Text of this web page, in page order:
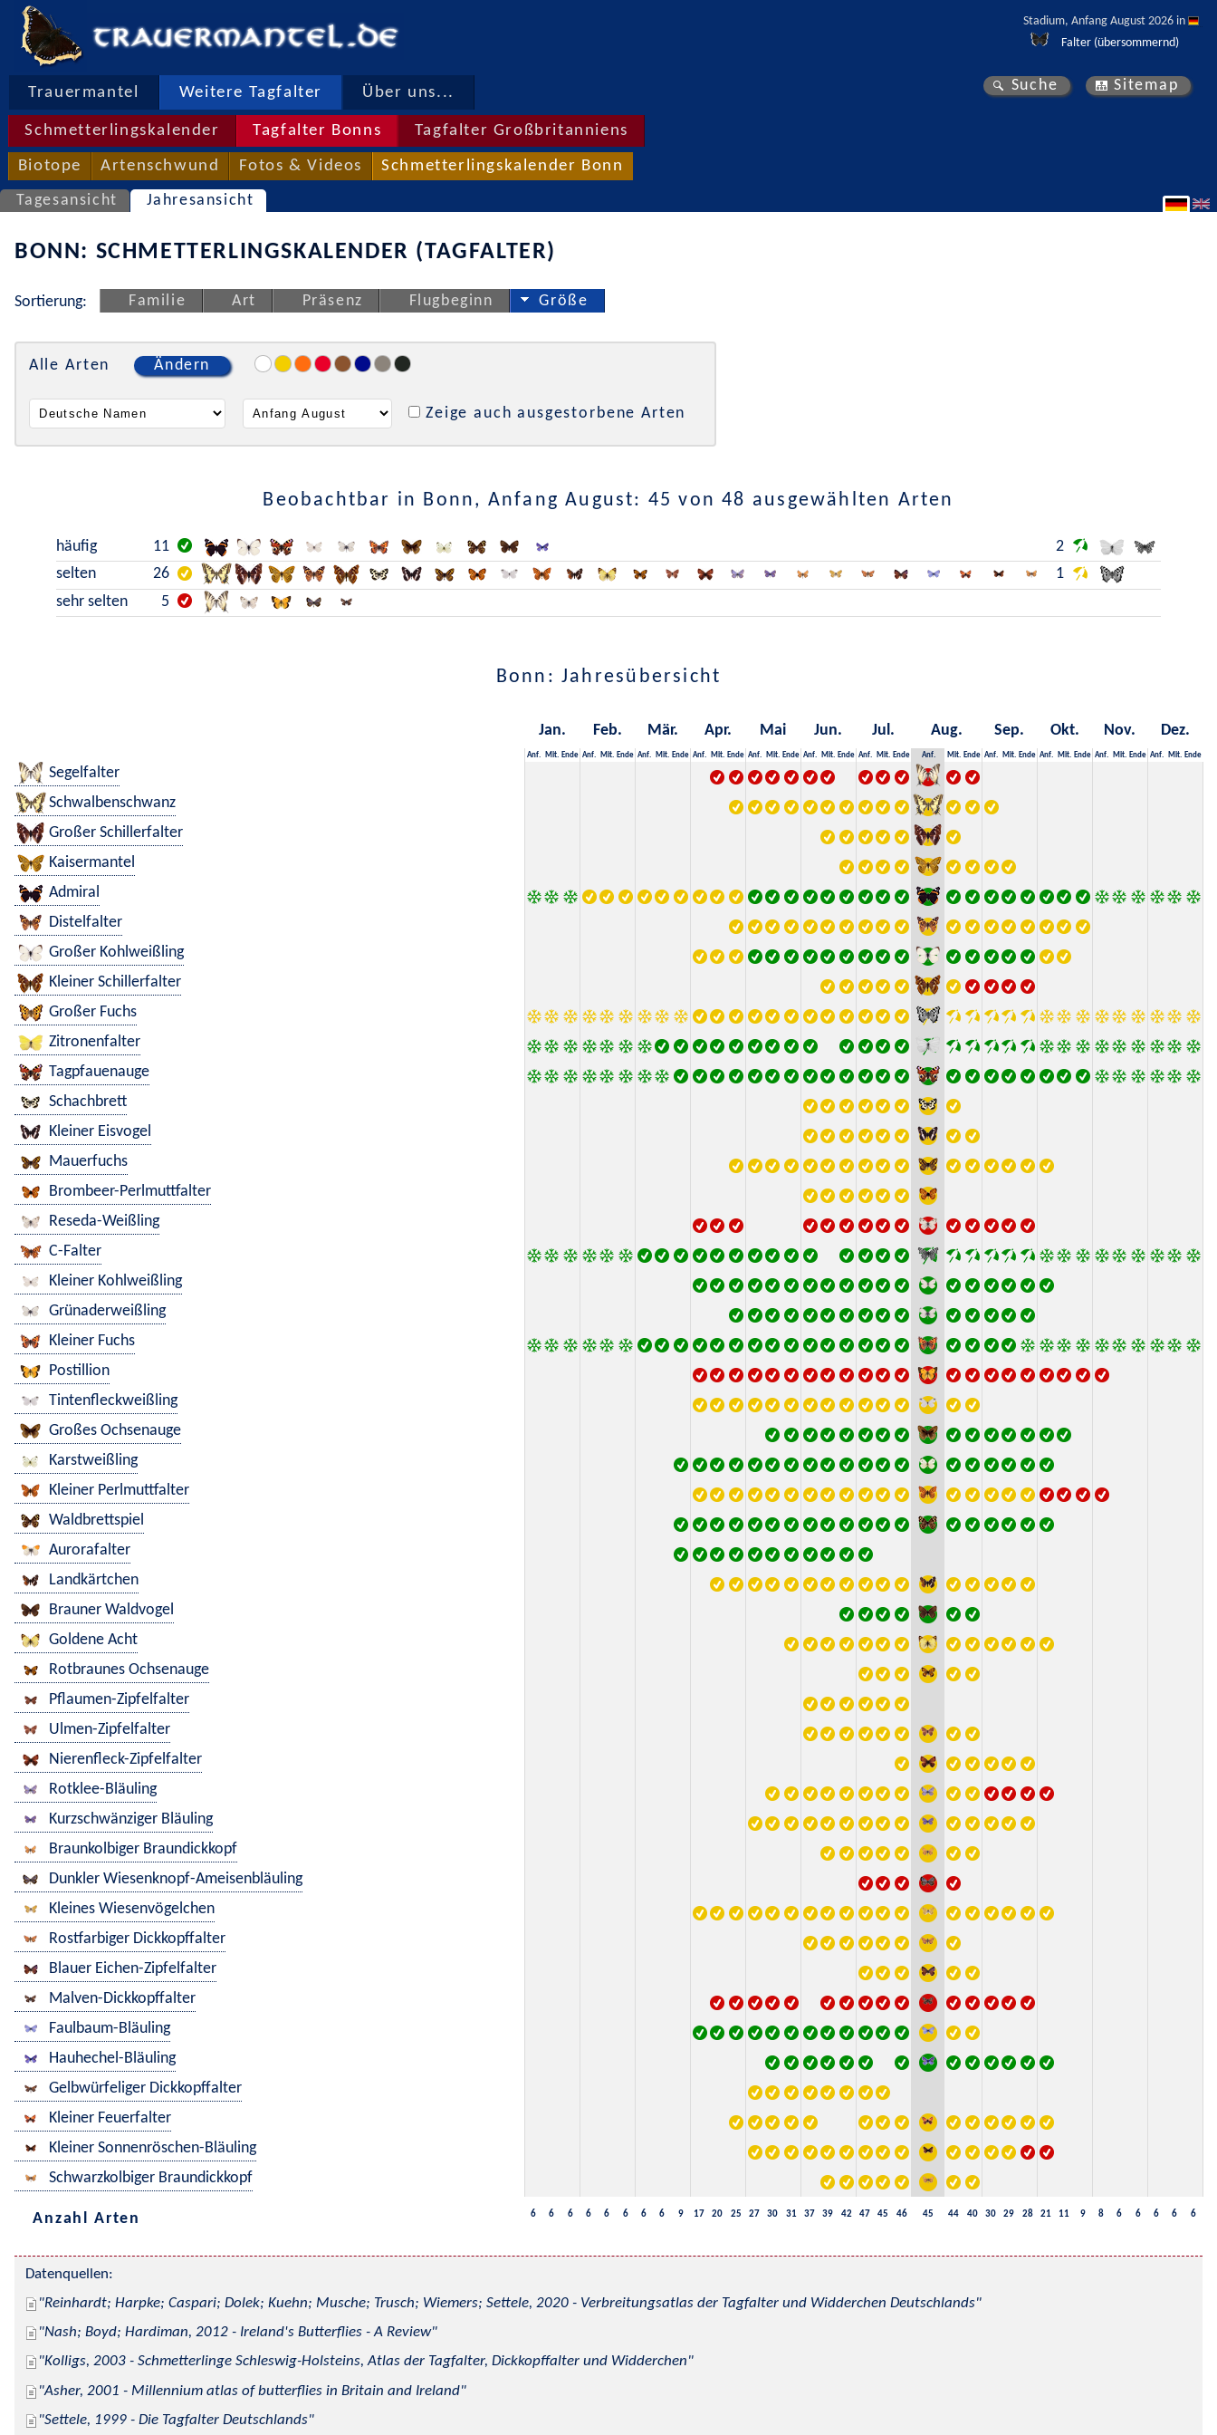
Stadium, Anfang August 2026 in
Falter (übersommernd)
Trauermantel Weitere Tagfalter Über uns...
Schmetterlingskalender Tagfalter Bonns Tagfalter Großbritanniens
Biotope Artenschwund Fotos & Videos Schmetterlingskalender Bonn
Suche Sitemap
Tagesansicht Jahresansicht
BONN: SCHMETTERLINGSKALENDER (TAGFALTER)
Sortierung: Familie Art Präsenz Flugbeginn Größe
Alle Arten Ändern
Zeige auch ausgestorbene Arten
Beobachtbar in Bonn, Anfang August: 45 von 48 ausgewählten Arten
häufig 11
2
selten
26
1
sehr selten
5
Bonn: Jahresübersicht
Jan. Feb. Mär. Apr. Mai Jun. Jul. Aug. Sep. Okt. Nov. Dez.
Anf. Mit. Ende Anf. Mit. Ende Anf. Mit. Ende Anf. Mit. Ende Anf. Mit. Ende Anf. Mit. Ende Anf. Mit. Ende Anf. Mit. Ende Anf. Mit. Ende Anf. Mit. Ende Anf. Mit. Ende Anf. Mit. Ende
Segelfalter
Schwalbenschwanz
Großer Schillerfalter
Kaisermantel
Admiral
Distelfalter
Großer Kohlweißling
Kleiner Schillerfalter
Großer Fuchs
Zitronenfalter
Tagpfauenauge
Schachbrett
Kleiner Eisvogel
Mauerfuchs
Brombeer-Perlmuttfalter
Reseda-Weißling
C-Falter
Kleiner Kohlweißling
Grünaderweißling
Kleiner Fuchs
Postillion
Tintenfleckweißling
Großes Ochsenauge
Karstweißling
Kleiner Perlmuttfalter
Waldbrettspiel
Aurorafalter
Landkärtchen
Brauner Waldvogel
Goldene Acht
Rotbraunes Ochsenauge
Pflaumen-Zipfelfalter
Ulmen-Zipfelfalter
Nierenfleck-Zipfelfalter
Rotklee-Bläuling
Kurzschwänziger Bläuling
Braunkolbiger Braundickkopf
Dunkler Wiesenknopf-Ameisenbläuling
Kleines Wiesenvögelchen
Rostfarbiger Dickkopffalter
Blauer Eichen-Zipfelfalter
Malven-Dickkopffalter
Faulbaum-Bläuling
Hauhechel-Bläuling
Gelbwürfeliger Dickkopffalter
Kleiner Feuerfalter
Kleiner Sonnenröschen-Bläuling
Schwarzkolbiger Braundickkopf
Anzahl Arten 6 6 6 6 6 6 6 6 9 17 20 25 27 30 31 37 39 42 47 45 46 45 44 40 30 29 28 21 11 9 8 6 6 6 6 6
Datenquellen:
Reinhardt; Harpke; Caspari; Dolek; Kuehn; Musche; Trusch; Wiemers; Settele, 2020 - Verbreitungsatlas der Tagfalter und Widderchen Deutschlands
Nash; Boyd; Hardiman, 2012 - Ireland's Butterflies - A Review
Kolligs, 2003 - Schmetterlinge Schleswig-Holsteins, Atlas der Tagfalter, Dickkopffalter und Widderchen
Asher, 2001 - Millennium atlas of butterflies in Britain and Ireland
Settele, 1999 - Die Tagfalter Deutschlands